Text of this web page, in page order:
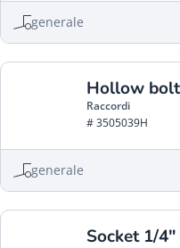
generale
Hollow
Raccordi
# 3505039H
generale
Socket 1/